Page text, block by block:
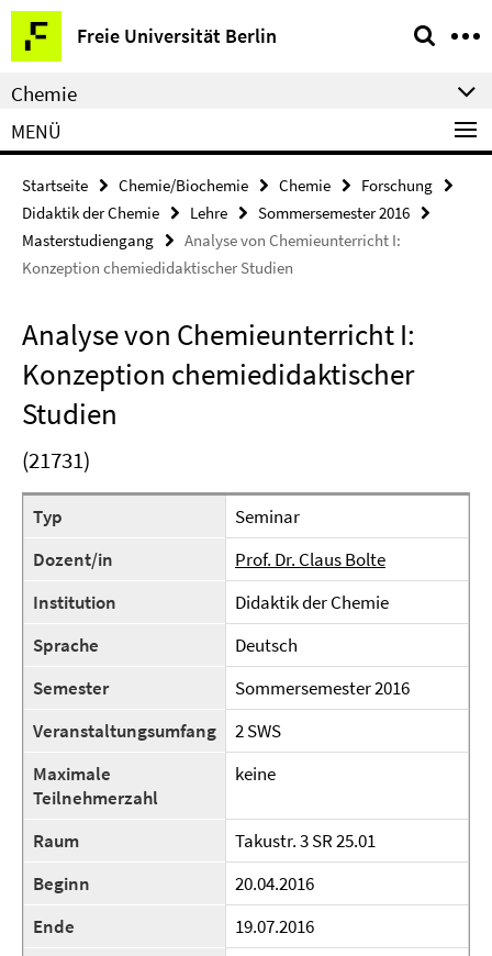
Springe
direkt
zu
Inhalt
Freie Universität Berlin
Service-
Navigation
Chemie
MENÜ
Startseite Chemie/Biochemie Chemie
Forschung
Didaktik der Chemie
Lehre
Sommersemester 2016
Masterstudiengang
Analyse von Chemieunterricht I:
Konzeption chemiedidaktischer Studien
Analyse von Chemieunterricht I:
Konzeption chemiedidaktischer
Studien
(21731)
Typ
Seminar
Dozent/in
Prof. Dr. Claus Bolte
Institution
Didaktik der Chemie
Sprache
Deutsch
Semester
Sommersemester 2016
Veranstaltungsumfang
2 SWS
Maximale
Teilnehmerzahl
keine
Raum
Takustr. 3 SR 25.01
Beginn
20.04.2016
Ende
19.07.2016